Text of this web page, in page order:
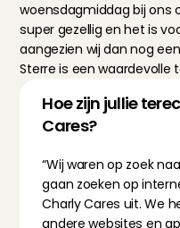
woensdagmiddag bij ons
super gezellig en het is
aangezien wij dan nog
Sterre is een waardevolle
Hoe zijn jullie
Cares?
“Wij waren op zoek
gaan zoeken op
Charly Cares uit. We
andere websites en